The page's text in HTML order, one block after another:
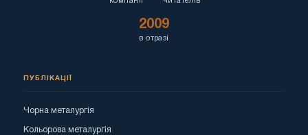
2009
в отразі
ПУБЛІКАЦІЇ
Чорна металургія
Кольорова металургія